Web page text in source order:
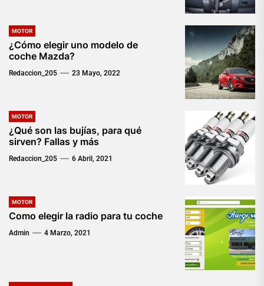
MOTOR
¿Cómo elegir uno modelo de
coche Mazda?
Redaccion_205 23 Mayo, 2022
MOTOR
¿Qué son las bujías, para qué
sirven? Fallas y más
Redaccion_205 6 Abril, 2021
MOTOR
Como elegir la radio para tu coche
Admin 4 Marzo, 2021